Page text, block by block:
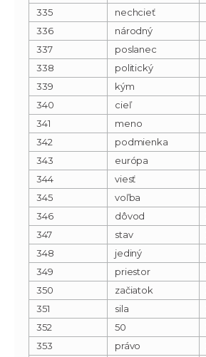
335
nechcieť
336
národný
337
poslanec
338
politický
339
kým
340
cieľ
341
meno
342
podmienka
343
európa
344
viesť
345
voľba
346
dôvod
347
stav
348
jediný
349
priestor
350
začiatok
351
sila
352
50
353
právo